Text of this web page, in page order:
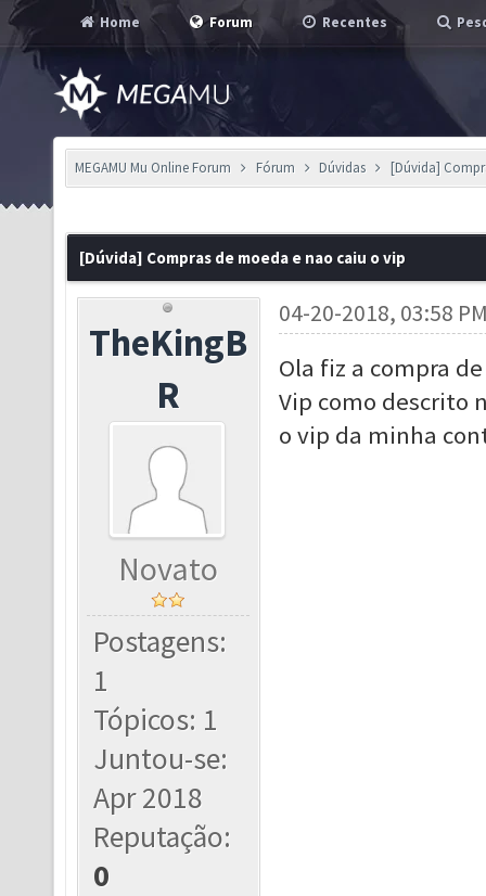
Home Forum Recentes
MEGAMU Mu Online Forum Fórum Dúvidas [Dúvida]
[Dúvida] Compras de moeda e nao caiu o vip
TheKingB
R
Novato
Postagens:
1
Tópicos: 1
Juntou-se:
Apr 2018
Reputação:
0
04-20-2018, 03:58
Ola fiz a compra
Vip como descrito
o vip da minha